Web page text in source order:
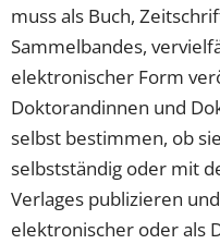
muss als Buch,
Sammelbandes,
elektronischer Form
Doktorandinnen und
selbst bestimmen, ob
selbstständig oder mit
Verlages publizieren
elektronischer oder als